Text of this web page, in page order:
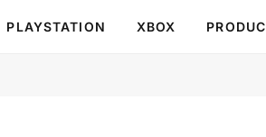
PLAYSTATION XBOX